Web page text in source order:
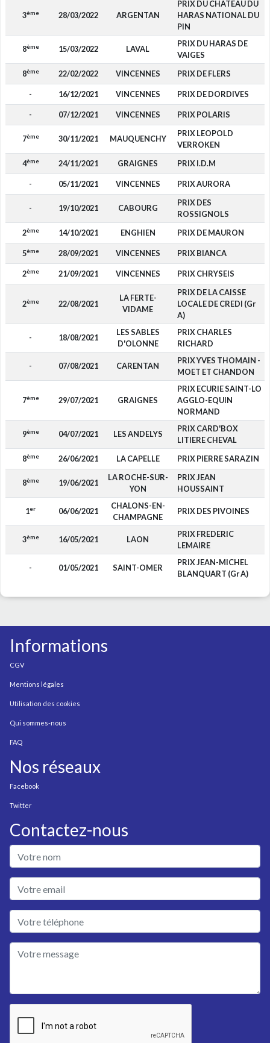
3ème 28/03/2022 ARGENTAN
PRIX DU CHATEAU DU
HARAS NATIONAL DU
PIN
8ème 15/03/2022 LAVAL
PRIX DU HARAS DE
VAIGES
8ème 22/02/2022 VINCENNES PRIX DE FLERS
- 16/12/2021 VINCENNES PRIX DE DORDIVES
- 07/12/2021 VINCENNES PRIX POLARIS
7ème 30/11/2021 MAUQUENCHY
PRIX LEOPOLD
VERROKEN
4ème 24/11/2021 GRAIGNES PRIX I.D.M
- 05/11/2021 VINCENNES PRIX AURORA
- 19/10/2021 CABOURG
PRIX DES
ROSSIGNOLS
2ème 14/10/2021 ENGHIEN PRIX DE MAURON
5ème 28/09/2021 VINCENNES PRIX BIANCA
2ème 21/09/2021 VINCENNES PRIX CHRYSEIS
2ème 22/08/2021
LA FERTE-
VIDAME
PRIX DE LA CAISSE
LOCALE DE CREDI (Gr
A)
- 18/08/2021
LES SABLES
D'OLONNE
PRIX CHARLES
RICHARD
- 07/08/2021 CARENTAN
PRIX YVES THOMAIN -
MOET ET CHANDON
7ème 29/07/2021 GRAIGNES
PRIX ECURIE SAINT-LO
AGGLO-EQUIN
NORMAND
9ème 04/07/2021 LES ANDELYS
PRIX CARD'BOX
LITIERE CHEVAL
8ème 26/06/2021 LA CAPELLE PRIX PIERRE SARAZIN
8ème 19/06/2021
LA ROCHE-SUR-
YON
PRIX JEAN
HOUSSAINT
1er 06/06/2021
CHALONS-EN-
CHAMPAGNE
PRIX DES PIVOINES
3ème 16/05/2021 LAON
PRIX FREDERIC
LEMAIRE
- 01/05/2021 SAINT-OMER
PRIX JEAN-MICHEL
BLANQUART (Gr A)
Informations
CGV
Mentions légales
Utilisation des cookies
Qui sommes-nous
FAQ
Nos réseaux
Facebook
Twitter
Contactez-nous